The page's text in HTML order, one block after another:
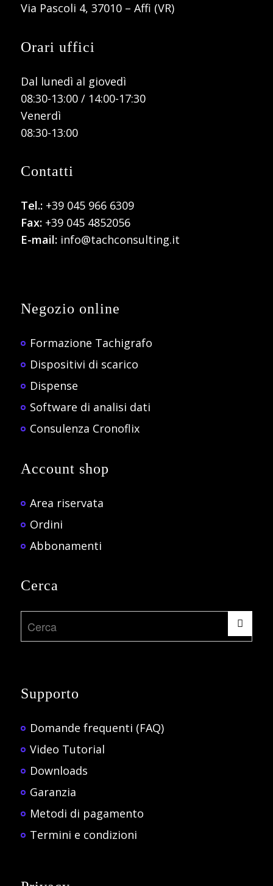
Via Pascoli 4, 37010 – Affi (VR)
Orari uffici
Dal lunedì al giovedì
08:30-13:00 / 14:00-17:30
Venerdì
08:30-13:00
Contatti
Tel.: +39 045 966 6309
Fax:+39 045 4852056
E-mail:info@tachconsulting.it
Negozio online
Formazione Tachigrafo
Dispositivi di scarico
Dispense
Software di analisi dati
Consulenza Cronoflix
Account shop
Area riservata
Ordini
Abbonamenti
Cerca
Supporto
Domande frequenti (FAQ)
Video Tutorial
Downloads
Garanzia
Metodi di pagamento
Termini e condizioni